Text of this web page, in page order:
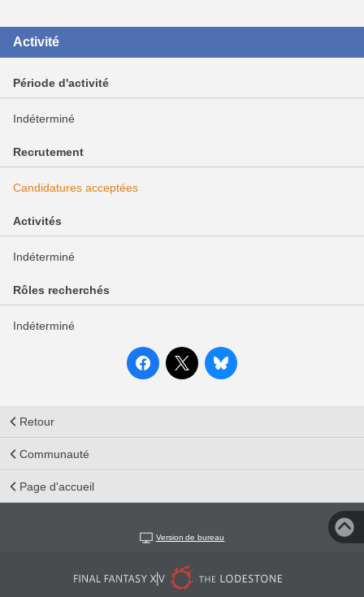
Activité
Période d'activité
Indéterminé
Recrutement
Candidatures acceptées
Activités
Indéterminé
Rôles recherchés
Indéterminé
Retour
Communauté
Page d'accueil
Version de bureau